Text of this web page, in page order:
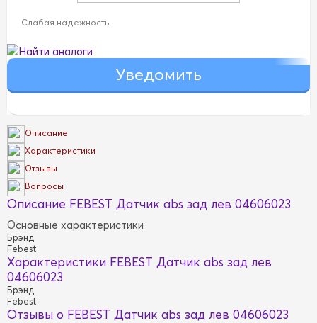
Слабая надежность
Найти аналоги
Описание
Характеристики
Отзывы
Вопросы
Описание FEBEST Датчик abs зад лев 04606023
Основные характеристики
Брэнд
Febest
Характеристики FEBEST Датчик abs зад лев
04606023
Брэнд
Febest
Отзывы о FEBEST Датчик abs зад лев 04606023